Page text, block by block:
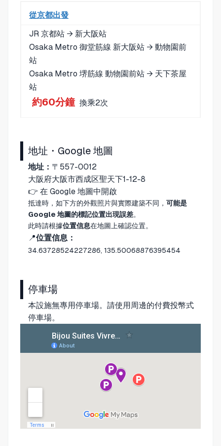
從京都出發
JR 京都站 → 新大阪站
Osaka Metro 御堂筋線 新大阪站 → 動物園前
站
Osaka Metro 堺筋線 動物園前站 → 天下茶屋
站
約60分鐘 換乘2次
地址・Google 地圖
地址： 〒557-0012
大阪府大阪市西成区聖天下1-12-8
👉 在 Google 地圖中開啟
抵達時，如下方的外觀照片與實際建築不同， 可能是
Google 地圖的標記位置出現誤差。
此時請根據位置信息在地圖上確認位置。
📍位置信息：
34.63728524227286, 135.50068876395454
停車場
本設施無專用停車場。請使用周邊的付費投幣式
停車場。